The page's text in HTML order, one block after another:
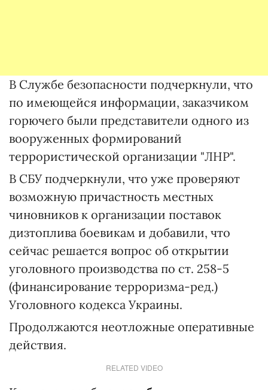
В Службе безопасности подчеркнули, что
по имеющейся информации, заказчиком
горючего были представители одного из
вооруженных формирований
террористической организации "ЛНР".
В СБУ подчеркнули, что уже проверяют
возможную причастность местных
чиновников к организации поставок
дизтоплива боевикам и добавили, что
сейчас решается вопрос об открытии
уголовного производства по ст. 258-5
(финансирование терроризма-ред.)
Уголовного кодекса Украины.
Продолжаются неотложные оперативные
действия.
RELATED VIDEO